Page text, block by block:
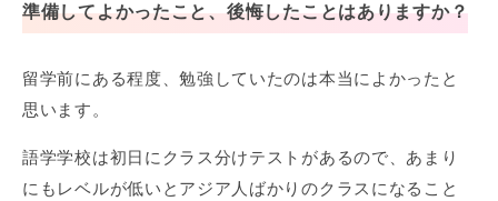
準備してよかったこと、後悔したことはありますか？
留学前にある程度、勉強していたのは本当によかったと
思います。
語学学校は初日にクラス分けテストがあるので、あまり
にもレベルが低いとアジア人ばかりのクラスになること